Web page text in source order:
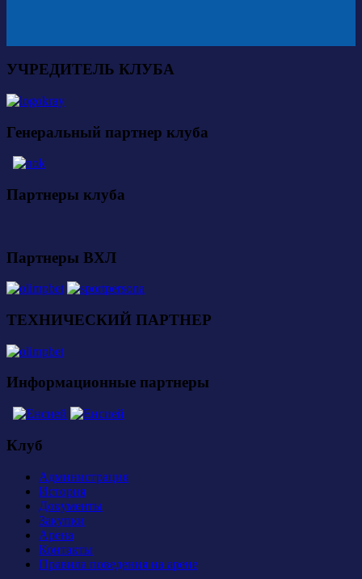
УЧРЕДИТЕЛЬ КЛУБА
Генеральный партнер клуба
Партнеры клуба
Партнеры ВХЛ
ТЕХНИЧЕСКИЙ ПАРТНЕР
Информационные партнеры
Клуб
Администрация
История
Документы
Закупки
Арена
Контакты
Правила поведения на арене